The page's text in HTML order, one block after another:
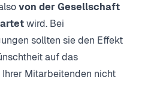
von der Gesellschaft
wird. Bei
sollten sie den Effekt
auf das
Mitarbeitenden nicht